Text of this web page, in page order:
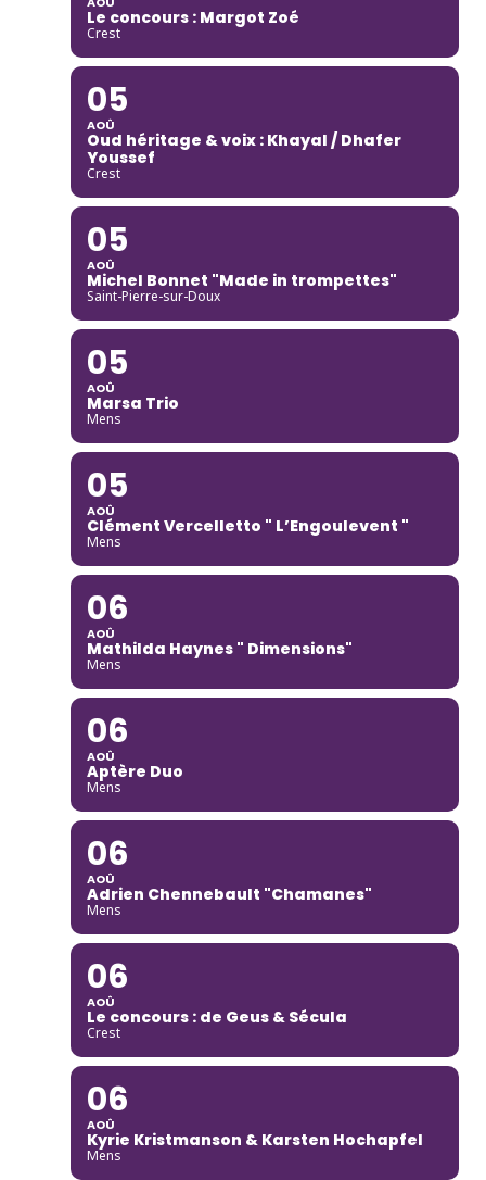
Le concours : Margot Zoé
Crest
05
AOÛ
Oud héritage & voix : Khayal / Dhafer
Youssef
Crest
05
AOÛ
Michel Bonnet "Made in trompettes"
Saint-Pierre-sur-Doux
05
AOÛ
Marsa Trio
Mens
05
AOÛ
Clément Vercelletto " L’Engoulevent "
Mens
06
AOÛ
Mathilda Haynes " Dimensions"
Mens
06
AOÛ
Aptère Duo
Mens
06
AOÛ
Adrien Chennebault "Chamanes"
Mens
06
AOÛ
Le concours : de Geus & Sécula
Crest
06
AOÛ
Kyrie Kristmanson & Karsten Hochapfel
Mens